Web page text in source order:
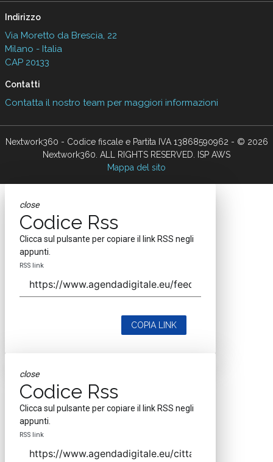
Indirizzo
Via Moretto da Brescia, 22
Milano - Italia
CAP 20133
Contatti
Contatta il nostro team per maggiori informazioni
Nextwork360 - Codice fiscale e Partita IVA 13868590962 - © 2026
Nextwork360. ALL RIGHTS RESERVED. ISP AWS
Mappa del sito
close
Codice Rss
Clicca sul pulsante per copiare il link RSS negli
appunti.
RSS link
COPIA LINK
close
Codice Rss
Clicca sul pulsante per copiare il link RSS negli
appunti.
RSS link